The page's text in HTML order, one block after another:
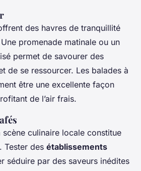
des havres de tranquillité
promenade matinale ou un
permet de savourer des
de se ressourcer. Les balades à
être une excellente façon
de l’air frais.
scène culinaire locale constitue
Tester des établissements
séduire par des saveurs inédites